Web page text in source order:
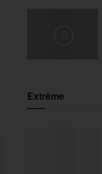
Extrême